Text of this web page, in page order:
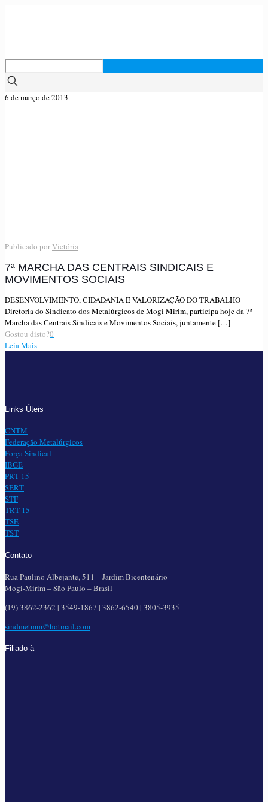
6 de março de 2013
Publicado porVictória
7ª MARCHA DAS CENTRAIS SINDICAIS E
MOVIMENTOS SOCIAIS
DESENVOLVIMENTO, CIDADANIA E VALORIZAÇÃO DO TRABALHO
Diretoria do Sindicato dos Metalúrgicos de Mogi Mirim, participa hoje da 7ª
Marcha das Centrais Sindicais e Movimentos Sociais, juntamente […]
Gostou disto?0
Leia Mais
Links Úteis
CNTM
Federação Metalúrgicos
Força Sindical
IBGE
PRT 15
SERT
STF
TRT 15
TSE
TST
Contato
Rua Paulino Albejante, 511 – Jardim Bicentenário
Mogi-Mirim – São Paulo – Brasil
(19) 3862-2362 | 3549-1867 | 3862-6540 | 3805-3935
sindmetmm@hotmail.com
Filiado à